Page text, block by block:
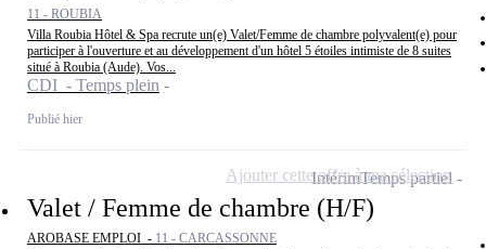
11 - ROUBIA
Villa Roubia Hôtel & Spa recrute un(e) Valet/Femme de chambre polyvalent(e) pour
participer à l'ouverture et au développement d'un hôtel 5 étoiles intimiste de 8 suites
situé à Roubia (Aude). Vos...
CDI - Temps plein
Publié hier
Valet / Femme de chambre (H/F)
AROBASE EMPLOI - 11 - CARCASSONNE
IntérimTemps partiel
Ajouter cette offre à ma sélection